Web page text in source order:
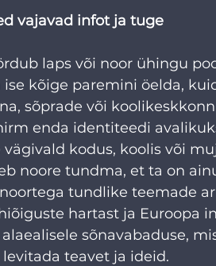
vajavad infot ja tuge
laps või noor ühingu
ise kõige paremini öelda,
sõprade või
enda identiteedi
vägivald kodus, koolis või
noore tundma, et ta on
tundlike teemade
hartast ja Euroopa
sõnavabaduse,
levitada teavet ja ideid.